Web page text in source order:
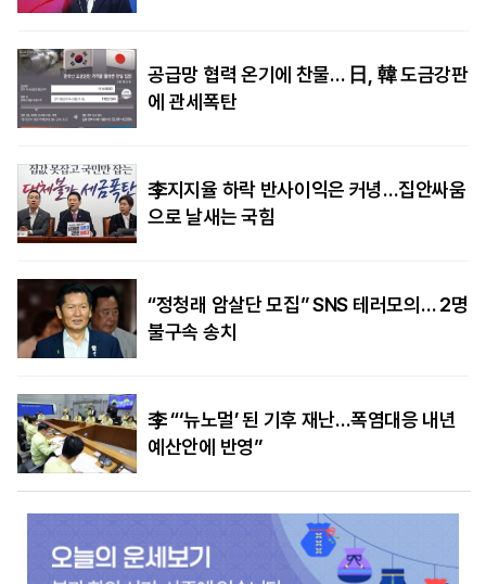
공급망 협력 온기에 찬물… 日, 韓 도금강판
에 관세폭탄
李지지율 하락 반사이익은 커녕…집안싸움
으로 날새는 국힘
“정청래 암살단 모집” SNS 테러모의… 2명
불구속 송치
李 “‘뉴노멀’ 된 기후 재난…폭염대응 내년
예산안에 반영”